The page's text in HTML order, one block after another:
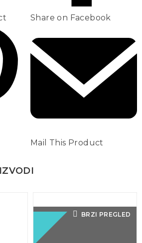
Share on Facebook
Mail This Product
BRZI PREGLED